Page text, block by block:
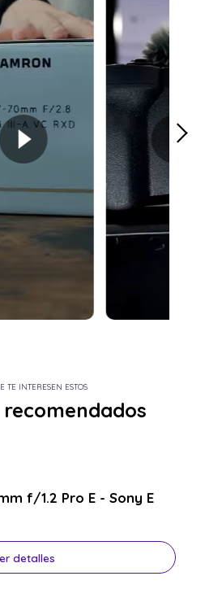
TE INTERESEN ESTOS
f/1.2 Pro E - Sony E
detalles